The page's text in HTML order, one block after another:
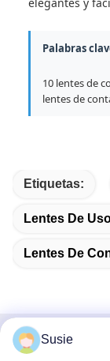
Palabras
10 lentes de
lentes de
Etiquetas:
Lentes De
Lentes De
Contacto
Susie